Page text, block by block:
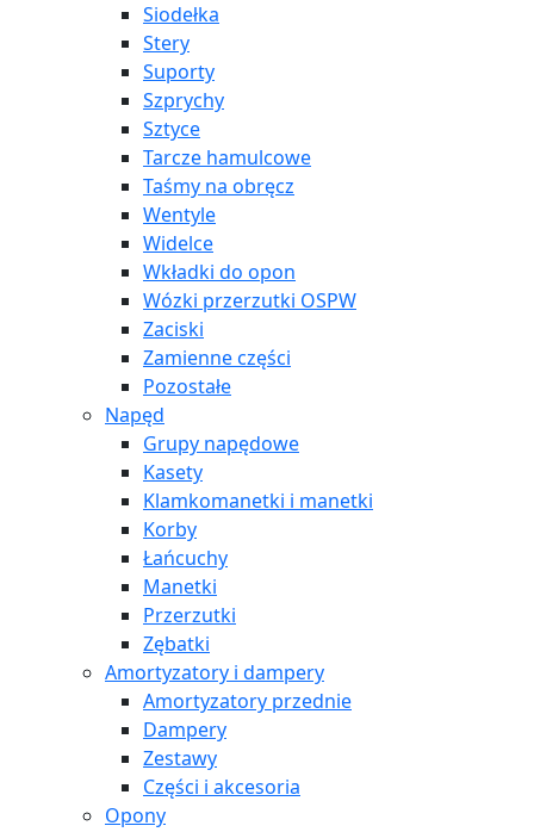
Siodełka
Stery
Suporty
Szprychy
Sztyce
Tarcze hamulcowe
Taśmy na obręcz
Wentyle
Widelce
Wkładki do opon
Wózki przerzutki OSPW
Zaciski
Zamienne części
Pozostałe
Napęd
Grupy napędowe
Kasety
Klamkomanetki i manetki
Korby
Łańcuchy
Manetki
Przerzutki
Zębatki
Amortyzatory i dampery
Amortyzatory przednie
Dampery
Zestawy
Części i akcesoria
Opony